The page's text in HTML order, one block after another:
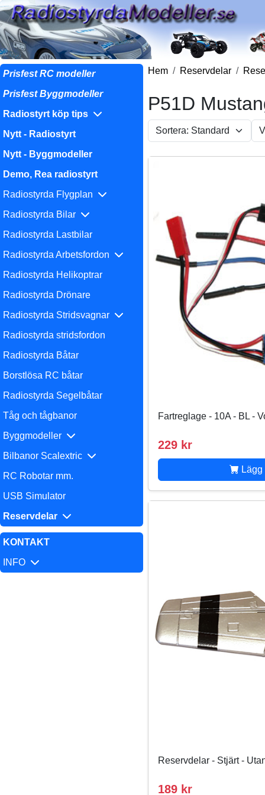
Prisfest RC modeller
Prisfest Byggmodeller
Radiostyrt köp tips
Nytt - Radiostyrt
Nytt - Byggmodeller
Demo, Rea radiostyrt
Radiostyrda Flygplan
Radiostyrda Bilar
Radiostyrda Lastbilar
Radiostyrda Arbetsfordon
Radiostyrda Helikoptrar
Radiostyrda Drönare
Radiostyrda Stridsvagnar
Radiostyrda stridsfordon
Radiostyrda Båtar
Borstlösa RC båtar
Radiostyrda Segelbåtar
Tåg och tågbanor
Byggmodeller
Bilbanor Scalextric
RC Robotar mm.
USB Simulator
Reservdelar
KONTAKT
INFO
Hem Reservdelar
P51D
Fartreglage - 10A - BL -
229 kr
Reservdelar - Stjärt -
189 kr